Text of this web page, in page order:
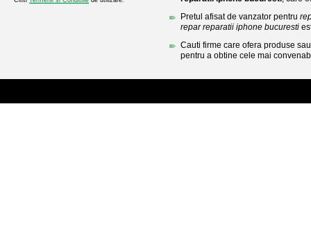
Pretul afisat de vanzator pentru
repar reparatii iphone bucuresti
Cauti firme care ofera produse
pentru a obtine cele mai